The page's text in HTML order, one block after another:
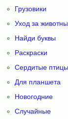
Грузовики
Уход за
Найди буквы
Раскраски
Сердитые птицы
Для планшета
Новогодние
Случайные